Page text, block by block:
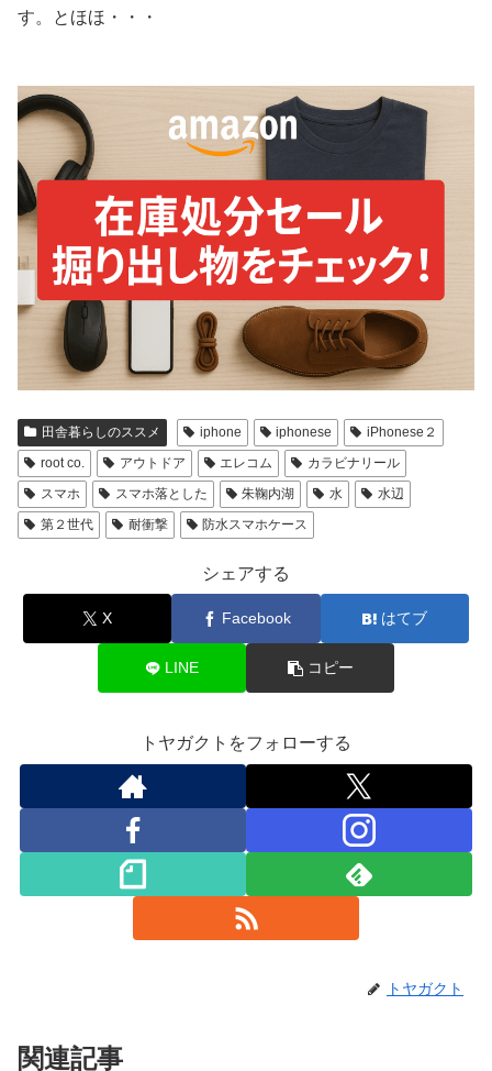
す。とほほ・・・
田舎暮らしのススメ iphone iphonese
iPhonese２
root co.
アウトドア エレコム
カラビナリール
スマホ
スマホ落とした 朱鞠内湖 水
水辺
第２世代
耐衝撃 防水スマホケース
シェアする
X Facebook はてブ
LINE コピー
トヤガクトをフォローする
トヤガクト
関連記事